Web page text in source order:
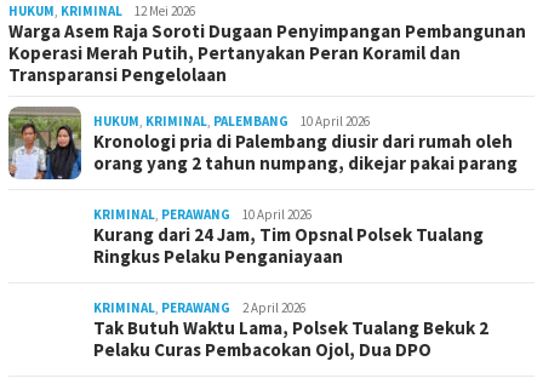
HUKUM, KRIMINAL 12 Mei 2026
Warga Asem Raja Soroti Dugaan Penyimpangan Pembangunan
Koperasi Merah Putih, Pertanyakan Peran Koramil dan
Transparansi Pengelolaan
HUKUM, KRIMINAL, PALEMBANG 10 April 2026
Kronologi pria di Palembang diusir dari rumah oleh
orang yang 2 tahun numpang, dikejar pakai parang
KRIMINAL, PERAWANG 10 April 2026
Kurang dari 24 Jam, Tim Opsnal Polsek Tualang
Ringkus Pelaku Penganiayaan
KRIMINAL, PERAWANG 2 April 2026
Tak Butuh Waktu Lama, Polsek Tualang Bekuk 2
Pelaku Curas Pembacokan Ojol, Dua DPO